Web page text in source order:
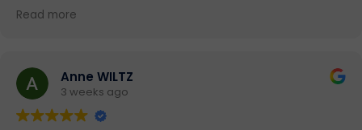
(Translated by Google,
Read more
Anne WILTZ
3 weeks ago